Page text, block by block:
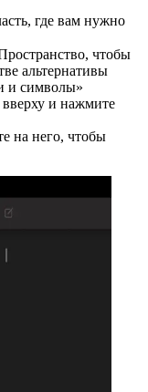
где вам нужно
чтобы
альтернативы
и символы»
и нажмите
на него, чтобы